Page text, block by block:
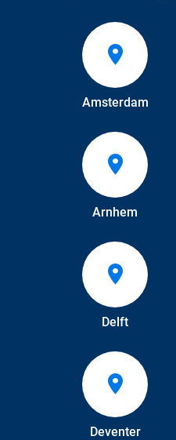
Amsterdam
Arnhem
Delft
Deventer